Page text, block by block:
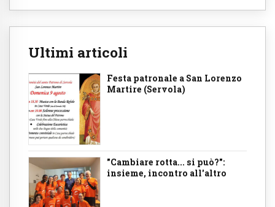
Ultimi articoli
Festa patronale a San Lorenzo
Martire (Servola)
"Cambiare rotta... si può?":
insieme, incontro all'altro